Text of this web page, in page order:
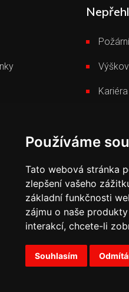
Používáme
Tato webová stránka
zlepšení vašeho
základní funkčnosti
zájmu o naše
interakcí, chcete-li
Souhlasím
Právní podmínky|